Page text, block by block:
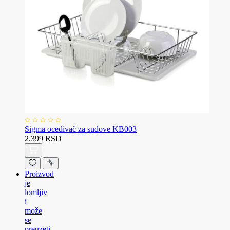
Sigma oceđivač za sudove KB003
2.399 RSD
Proizvod
je
lomljiv
i
može
se